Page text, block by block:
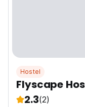
Hostel
Flyscape
2.3(2)